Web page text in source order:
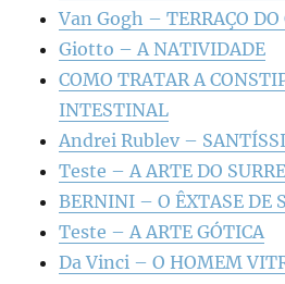
Van Gogh – TERRAÇO DO
Giotto – A NATIVIDADE
COMO TRATAR A
INTESTINAL
Andrei Rublev –
Teste – A ARTE DO
BERNINI – O ÊXTASE DE
Teste – A ARTE GÓTICA
Da Vinci – O HOMEM